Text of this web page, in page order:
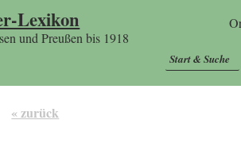
Lexikon
und Preußen bis 1918
Start & Suche
« zurück